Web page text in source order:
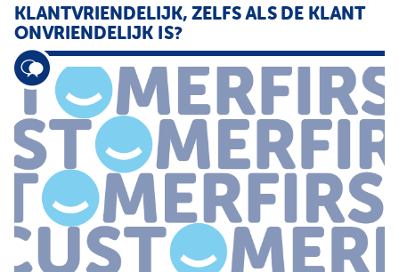
KLANTVRIENDELIJK, ZELFS ALS DE KLANT
ONVRIENDELIJK IS?